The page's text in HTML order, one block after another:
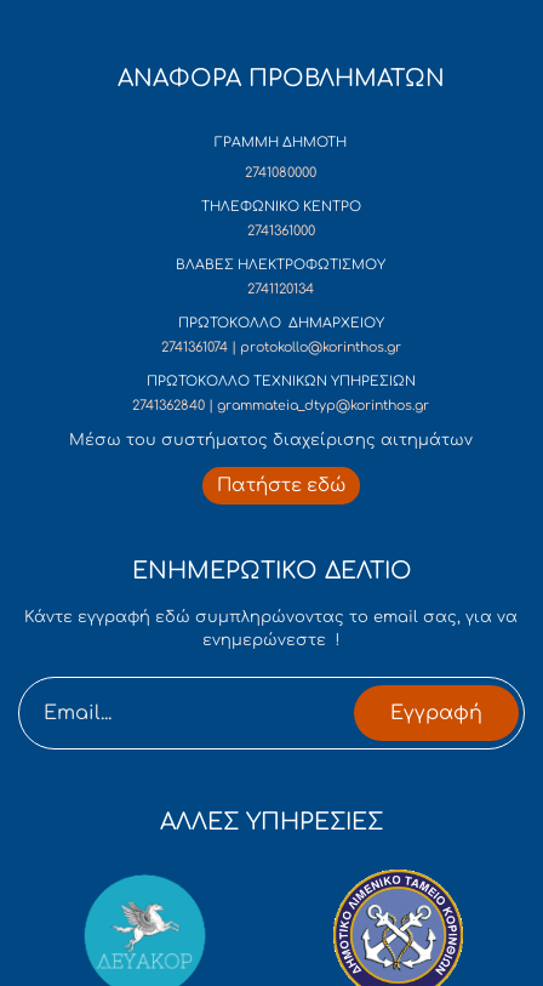
ΑΝΑΦΟΡΑ ΠΡΟΒΛΗΜΑΤΩΝ
ΓΡΑΜΜΗ ΔΗΜΟΤΗ
2741080000
ΤΗΛΕΦΩΝΙΚΟ ΚΕΝΤΡΟ
2741361000
ΒΛΑΒΕΣ ΗΛΕΚΤΡΟΦΩΤΙΣΜΟΥ
2741120134
ΠΡΩΤΟΚΟΛΛΟ ΔΗΜΑΡΧΕΙΟΥ
2741361074 | protokollo@korinthos.gr
ΠΡΩΤΟΚΟΛΛΟ ΤΕΧΝΙΚΩΝ ΥΠΗΡΕΣΙΩΝ
2741362840 | grammateia_dtyp@korinthos.gr
Mέσω του συστήματος διαχείρισης αιτημάτων
Πατήστε εδώ
ΕΝΗΜΕΡΩΤΙΚΟ ΔΕΛΤΙΟ
Κάντε εγγραφή εδώ συμπληρώνοντας το email σας, για να
ενημερώνεστε !
Εγγραφή
ΑΛΛΕΣ ΥΠΗΡΕΣΙΕΣ